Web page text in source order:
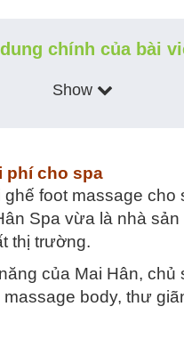
chính của bài
Show
phí cho spa
foot massage
Spa vừa là nhà
thị trường.
của Mai Hân, chủ
body, thư